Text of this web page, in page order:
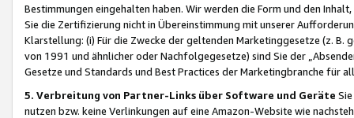
Bestimmungen eingehalten haben. Wir werden die Form und den
Sie die Zertifizierung nicht in Übereinstimmung mit unserer
Klarstellung: (i) Für die Zwecke der geltenden Marketinggesetze (z. B.
von 1991 und ähnlicher oder Nachfolgegesetze) sind Sie der
Gesetze und Standards und Best Practices der Marketingbranche für
5. Verbreitung von Partner-Links über Software und Geräte
nutzen bzw. keine Verlinkungen auf eine Amazon-Website wie